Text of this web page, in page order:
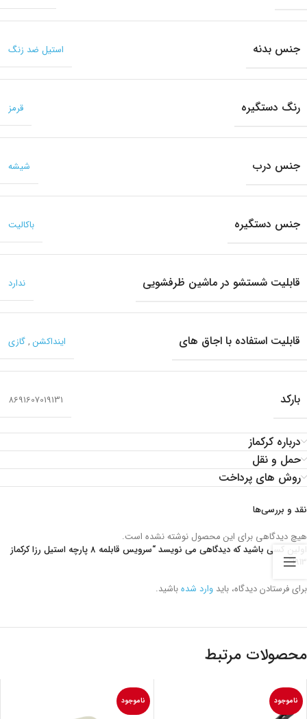
جنس بدنه استیل ضد زنگ
رنگ دستگیره قرمز
جنس درب شیشه
جنس دستگیره باکالیت
قابلیت شستشو در ماشین ظرفشویی ندارد
قابلیت استفاده با اجاق های اینداکشن ,گازی
بارکد 8691607019131
درباره کرکماز
حمل و نقل
روش های پرداخت
نقد و بررسی‌ها
هیچ دیدگاهی برای این محصول نوشته نشده است.
اولین کسی باشید که دیدگاهی می نویسد “سرویس قابلمه 8 پارچه استیل رزا کرکماز
1913”
برای فرستادن دیدگاه، باید وارد شدهباشید.
محصولات مرتبط
ناموجود ناموجود